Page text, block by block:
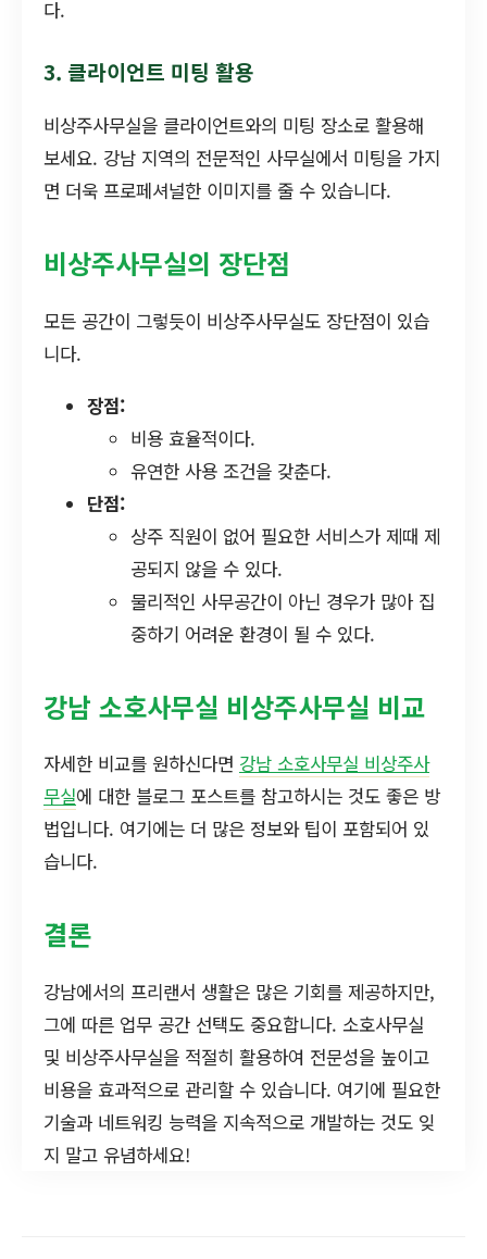
다.
3. 클라이언트 미팅 활용
비상주사무실을 클라이언트와의 미팅 장소로 활용해
보세요. 강남 지역의 전문적인 사무실에서 미팅을 가지
면 더욱 프로페셔널한 이미지를 줄 수 있습니다.
비상주사무실의 장단점
모든 공간이 그렇듯이 비상주사무실도 장단점이 있습
니다.
장점:
비용 효율적이다.
유연한 사용 조건을 갖춘다.
단점:
상주 직원이 없어 필요한 서비스가 제때 제
공되지 않을 수 있다.
물리적인 사무공간이 아닌 경우가 많아 집
중하기 어려운 환경이 될 수 있다.
강남 소호사무실 비상주사무실 비교
자세한 비교를 원하신다면 강남 소호사무실 비상주사
무실에 대한 블로그 포스트를 참고하시는 것도 좋은 방
법입니다. 여기에는 더 많은 정보와 팁이 포함되어 있
습니다.
결론
강남에서의 프리랜서 생활은 많은 기회를 제공하지만,
그에 따른 업무 공간 선택도 중요합니다. 소호사무실
및 비상주사무실을 적절히 활용하여 전문성을 높이고
비용을 효과적으로 관리할 수 있습니다. 여기에 필요한
기술과 네트워킹 능력을 지속적으로 개발하는 것도 잊
지 말고 유념하세요!